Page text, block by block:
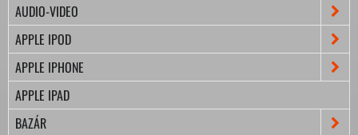
AUDIO-VIDEO
APPLE IPOD
APPLE IPHONE
APPLE IPAD
BAZÁR